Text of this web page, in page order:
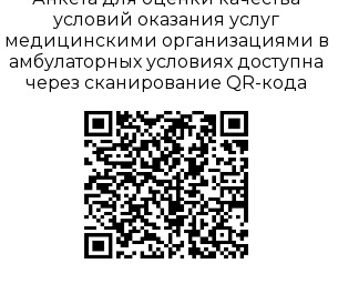
условий оказания услуг
медицинскими организациями в
амбулаторных условиях доступна
через сканирование QR-кода